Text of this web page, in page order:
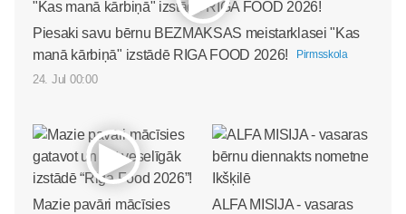
Piesaki savu bērnu BEZMAKSAS meistarklasei "Kas
manā kārbiņā" izstādē RIGA FOOD 2026!
Pirmsskola
24. Jul 00:00
Mazie pavāri mācīsies
ALFA MISIJA - vasaras